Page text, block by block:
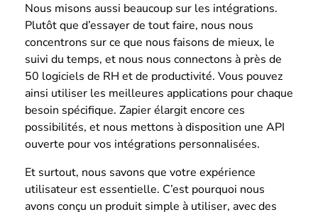
Nous misons aussi beaucoup sur les intégrations.
Plutôt que d’essayer de tout faire, nous nous
concentrons sur ce que nous faisons de mieux, le
suivi du temps, et nous nous connectons à près de
50 logiciels de RH et de productivité. Vous pouvez
ainsi utiliser les meilleures applications pour chaque
besoin spécifique. Zapier élargit encore ces
possibilités, et nous mettons à disposition une API
ouverte pour vos intégrations personnalisées.
Et surtout, nous savons que votre expérience
utilisateur est essentielle. C’est pourquoi nous
avons conçu un produit simple à utiliser, avec des